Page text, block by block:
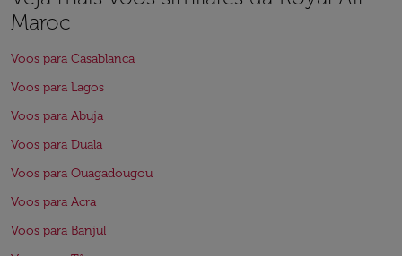
Maroc
Voos para Casablanca
Voos para Lagos
Voos para Abuja
Voos para Duala
Voos para Ouagadougou
Voos para Acra
Voos para Banjul